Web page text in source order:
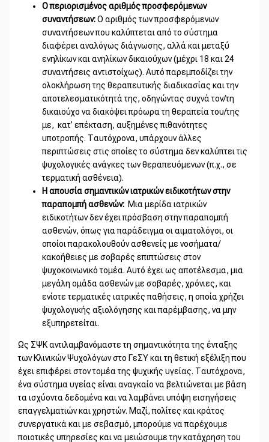
Ο περιορισμένος αριθμός προσφερόμενων
συναντήσεων:Ο αριθμός των προσφερόμενων
συναντήσεων που καλύπτεται από το σύστημα
διαφέρει αναλόγως διάγνωσης, αλλά και μεταξύ
ενηλίκων και ανηλίκων δικαιούχων (μέχρι 18 και 24
συναντήσεις αντιστοίχως). Αυτό παρεμποδίζει την
ολοκλήρωση της θεραπευτικής διαδικασίας και την
αποτελεσματικότητά της, οδηγώντας συχνά τον/τη
δικαιούχο να διακόψει πρόωρα τη θεραπεία του/της
με, κατ’ επέκταση, αυξημένες πιθανότητες
υποτροπής. Ταυτόχρονα, υπάρχουν άλλες
περιπτώσεις στις οποίες το σύστημα δεν καλύπτει τις
ψυχολογικές ανάγκες των θεραπευόμενων (π.χ., σε
τερματική ασθένεια).
Η απουσία σημαντικών ιατρικών ειδικοτήτων στην
παραπομπή ασθενών:Μια μερίδα ιατρικών
ειδικοτήτων δεν έχει πρόσβαση στην παραπομπή
ασθενών, όπως για παράδειγμα οι αιματολόγοι, οι
οποίοι παρακολουθούν ασθενείς με νοσήματα/
κακοήθειες με σοβαρές επιπτώσεις στον
ψυχοκοινωνικό τομέα. Αυτό έχει ως αποτέλεσμα, μια
μεγάλη ομάδα ασθενών με σοβαρές, χρόνιες, και
ενίοτε τερματικές ιατρικές παθήσεις, η οποία χρήζει
ψυχολογικής αξιολόγησης και παρέμβασης, να μην
εξυπηρετείται.
Ως ΣΨΚ αντιλαμβανόμαστε τη σημαντικότητα της ένταξης
των Κλινικών Ψυχολόγων στο ΓεΣΥ και τη θετική εξέλιξη που
έχει επιφέρει στον τομέα της ψυχικής υγείας. Ταυτόχρονα,
ένα σύστημα υγείας είναι αναγκαίο να βελτιώνεται με βάση
τα ισχύοντα δεδομένα και να λαμβάνει υπόψη εισηγήσεις
επαγγελματιών και χρηστών. Μαζί, πολίτες και κράτος
συνεργατικά και με σεβασμό, μπορούμε να παρέχουμε
ποιοτικές υπηρεσίες και να μειώσουμε την κατάχρηση του